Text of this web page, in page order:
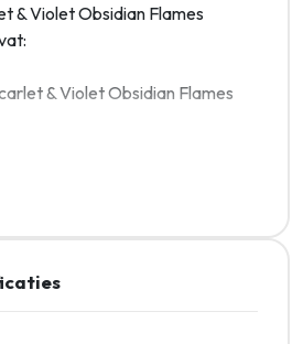
& Violet Obsidian Flames
& Violet Obsidian Flames